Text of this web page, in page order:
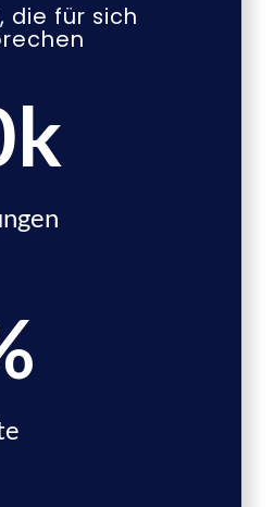
die für sich
k